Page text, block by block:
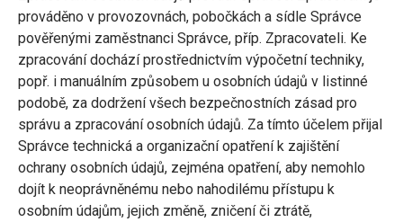
prováděno v provozovnách, pobočkách a sídle Správce
pověřenými zaměstnanci Správce, příp. Zpracovateli. Ke
zpracování dochází prostřednictvím výpočetní techniky,
popř. i manuálním způsobem u osobních údajů v listinné
podobě, za dodržení všech bezpečnostních zásad pro
správu a zpracování osobních údajů. Za tímto účelem přijal
Správce technická a organizační opatření k zajištění
ochrany osobních údajů, zejména opatření, aby nemohlo
dojít k neoprávněnému nebo nahodilému přístupu k
osobním údajům, jejich změně, zničení či ztrátě,